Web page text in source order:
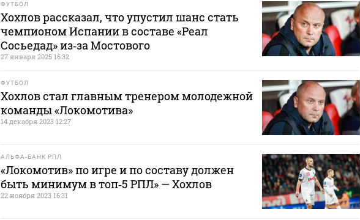
ФУТБОЛ
Хохлов рассказал, что упустил шанс стать
чемпионом Испании в составе «Реал
Сосьедад» из‑за Мостового
27 января 2025 16:32
ФУТБОЛ
Хохлов стал главным тренером молодежной
команды «Локомотива»
14 декабря 2023 12:27
АЛЬФА-БАНК РПЛ
«Локомотив» по игре и по составу должен
быть минимум в топ‑5 РПЛ» — Хохлов
22 ноября 2023 16:31